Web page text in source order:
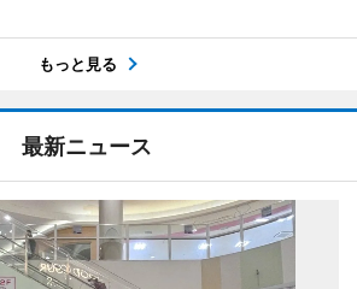
もっと見る
最新ニュース